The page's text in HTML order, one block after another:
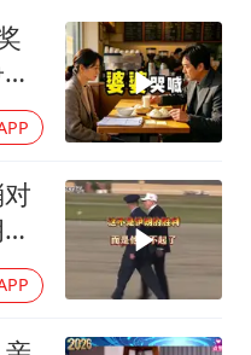
2名小孩玩手机低头幅度近乎折叠
四川宜宾地震网友称睡觉被摇醒
开新局